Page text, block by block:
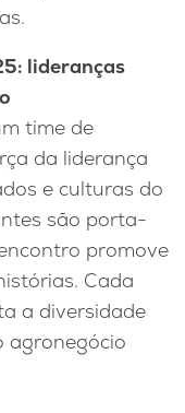
lideranças
time de
da liderança
e culturas do
são porta-
promove
Cada
a diversidade
agronegócio